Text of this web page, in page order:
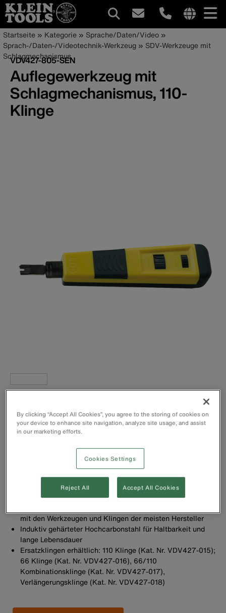
Direkt
zum
Inhalt
links
Hauptnavigation
Pfadnavigation
Startseite Kategorie
Sprache/Daten/Video
Sprach-/Daten-/Videotechnik-Werkzeug
SDV-Werkzeuge mit
Schlagmechanismus
VDV427-805-SEN
Auflegewerkzeug mit
Schlagmechanismus, 110-
Klinge
Feldern, Klemmleisten und Keystone-Buchsen.
Federbelastet zum schnellen und effektiven Auflegen und
Kontaktieren.
Industriestandard 8762D
Finger- und Handgriffe aus Gummi sorgen für mehr
Kontrolle und größeren Komfort
Klingenstaufach mit federbelastetem
Verriegelungsmechanismus
mit den Werkzeugen und Klingen der meisten Hersteller
Induktiv gehärteter Hochcarbonstahl für Haltbarkeit und
lange Lebensdauer
Ersatzklingen erhältlich: 110 Klinge (Kat. Nr. VDV427-015);
66 Klinge (Kat. Nr. VDV427-016), 66/110
Kombinationsklinge (Kat. Nr. VDV427-017),
Verlängerungsklinge (Kat. Nr. VDV427-018)
By clicking “Accept All Cookies”, you agree to the storing of cookies on
your device to enhance site navigation, analyze site usage, and assist
in our marketing efforts.
Cookies Settings
Reject All Accept All Cookies